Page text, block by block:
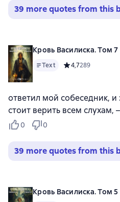
39 more quotes from this
Кровь Василиска. Том 7
Text Средний рейтинг
4,7289
ответил мой собеседник,
стоит верить всем слухам,
0 0
39 more quotes from this
Кровь Василиска. Том 5